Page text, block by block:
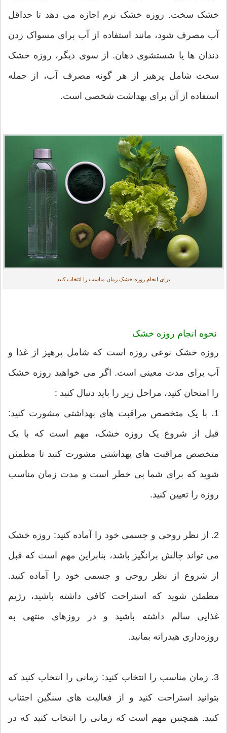
خشک سخت. روزه خشک نرم اجازه می دهد تا حداقل
آب مصرف شود، مانند استفاده از آب برای مسواک زدن
دندان ها یا شستشوی دهان. از سوی دیگر، روزه خشک
سخت شامل پرهیز از هر گونه مصرف آب، از جمله
استفاده از آن برای بهداشت شخصی است.
برای انجام روزه خشک زمان مناسب را انتخاب کنید
نحوه انجام روزه خشک
روزه خشک نوعی روزه است که شامل پرهیز از غذا و
آب برای مدت معینی است. اگر می خواهید روزه خشک
را امتحان کنید، مراحل زیر را باید دنبال کنید :
1. با یک متخصص مراقبت های بهداشتی مشورت کنید:
قبل از شروع یک روزه خشک، مهم است که با یک
متخصص مراقبت های بهداشتی مشورت کنید تا مطمئن
شوید که برای شما بی خطر است و مدت زمان مناسب
روزه را تعیین کنید.
2. از نظر روحی و جسمی خود را آماده کنید: روزه خشک
می تواند چالش برانگیز باشد، بنابراین مهم است که قبل
از شروع از نظر روحی و جسمی خود را آماده کنید.
مطمئن شوید که استراحت کافی داشته باشید، رژیم
غذایی سالم داشته باشید و در روزهای منتهی به
روزه‌داری هیدراته بمانید.
3. زمان مناسب را انتخاب کنید: زمانی را انتخاب کنید که
بتوانید استراحت کنید و از فعالیت های سنگین اجتناب
کنید. همچنین مهم است که زمانی را انتخاب کنید که در